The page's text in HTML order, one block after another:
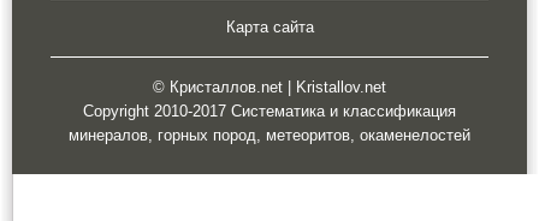
Карта сайта
© Кристаллов.net | Kristallov.net
Copyright 2010-2017 Систематика и классификация
минералов, горных пород, метеоритов, окаменелостей